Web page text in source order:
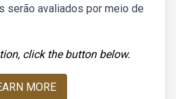
serão avaliados por meio de
click the button below.
MORE